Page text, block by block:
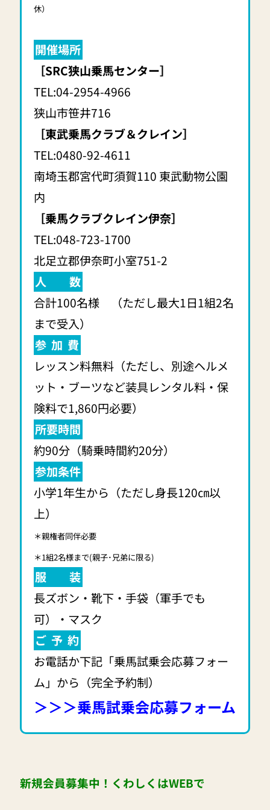
休）
開催場所
［SRC狭山乗馬センター］
TEL:04-2954-4966
狭山市笹井716
［東武乗馬クラブ＆クレイン］
TEL:0480-92-4611
南埼玉郡宮代町須賀110 東武動物公園
内
［乗馬クラブクレイン伊奈］
TEL:048-723-1700
北足立郡伊奈町小室751-2
人 数
合計100名様 （ただし最大1日1組2名
まで受入）
参 加 費
レッスン料無料（ただし、別途ヘルメ
ット・ブーツなど装具レンタル料・保
険料で1,860円必要）
所要時間
約90分（騎乗時間約20分）
参加条件
小学1年生から（ただし身長120㎝以
上）
＊親権者同伴必要
＊1組2名様まで(親子･兄弟に限る)
服 装
長ズボン・靴下・手袋（軍手でも
可）・マスク
ご 予 約
お電話か下記「乗馬試乗会応募フォー
ム」から（完全予約制）
＞＞＞乗馬試乗会応募フォーム
新規会員募集中！くわしくはWEBで